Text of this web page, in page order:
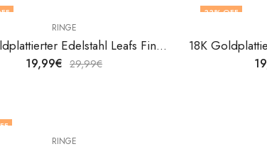
RINGE
18K Goldplattierter Edelstahl Leafs Fingerring von V&F Jewelers
19,99€ 29,99€
33% OFF
RINGE